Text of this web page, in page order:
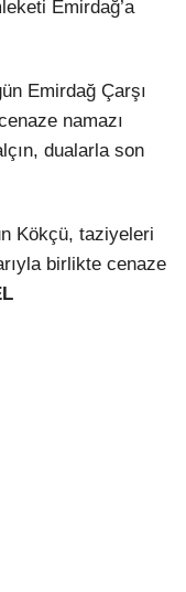
Emirdağ’a
Emirdağ Çarşı
namazı
dualarla son
Kökçü, taziyeleri
birlikte cenaze